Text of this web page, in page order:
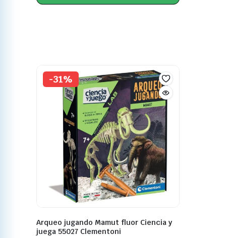
-31%
Arqueo jugando Mamut fluor Ciencia y
juega 55027 Clementoni